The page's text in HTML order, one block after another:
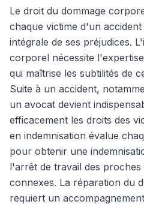
Le droit du dommage
chaque victime d'un
intégrale de ses préjudices.
corporel nécessite
qui maîtrise les subtilités de
Suite à un accident,
un avocat devient
efficacement les droits des
en indemnisation évalue
pour obtenir une
l'arrêt de travail des
connexes. La réparation du
requiert un